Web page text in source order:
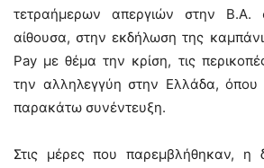
τετραήμερων απεργιών στην Β.Α.
αίθουσα, στην εκδήλωση της
Pay με θέμα την κρίση, τις
την αλληλεγγύη στην Ελλάδα, όπου
παρακάτω συνέντευξη.
Στις μέρες που παρεμβλήθηκαν, η